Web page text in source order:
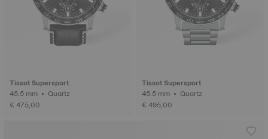
Tissot Supersport
45.5 mm • Quartz
€ 475,00
Tissot Supersport
45.5 mm • Quartz
€ 495,00